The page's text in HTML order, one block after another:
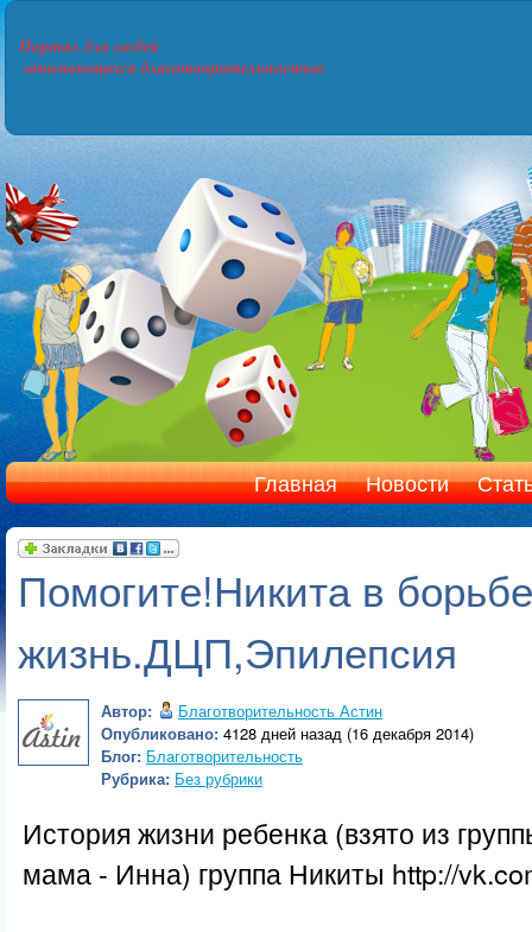
Главная Новости
Помогите!Никита в
жизнь.ДЦП,Эпилепсия
Автор:
Благотворительность Астин
Опубликовано: 4128 дней назад (16 декабря 2014)
Блог: Благотворительность
Рубрика: Без рубрики
История жизни ребенка (взято из
мама - Инна) группа Никиты http://